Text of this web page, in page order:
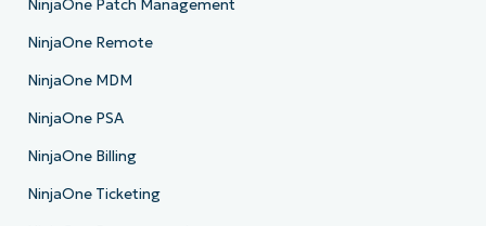
NinjaOne Patch Management
NinjaOne Remote
NinjaOne MDM
NinjaOne PSA
NinjaOne Billing
NinjaOne Ticketing